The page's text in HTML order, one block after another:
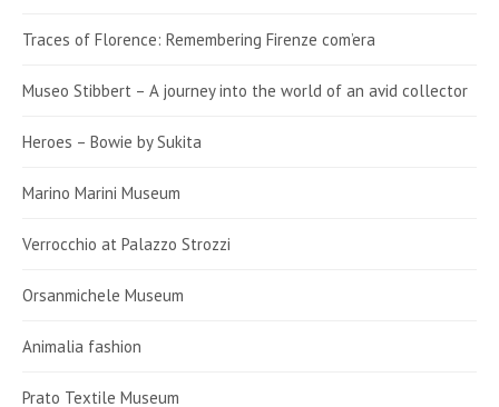
Traces of Florence: Remembering Firenze com’era
Museo Stibbert – A journey into the world of an avid collector
Heroes – Bowie by Sukita
Marino Marini Museum
Verrocchio at Palazzo Strozzi
Orsanmichele Museum
Animalia fashion
Prato Textile Museum